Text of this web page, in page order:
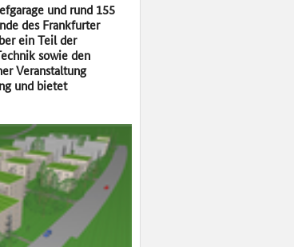
und rund 155
des Frankfurter
ein Teil der
sowie den
Veranstaltung
und bietet